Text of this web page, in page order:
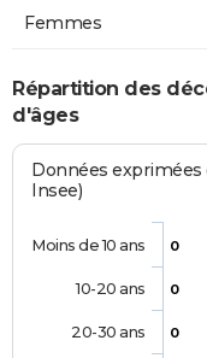
Femmes
Répartition des
d'âges
Données exprimées
Insee)
0
0
0
Moins de 10 ans
10-20 ans
20-30 ans